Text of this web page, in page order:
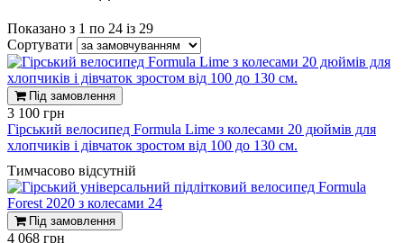
Показано з 1 по 24 із 29
Сортувати
Під замовлення
3 100 грн
Гірський велосипед Formula Lime з колесами 20 дюймів для
хлопчиків і дівчаток зростом від 100 до 130 см.
Тимчасово відсутній
Під замовлення
4 068 грн